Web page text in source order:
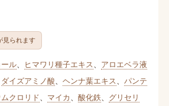
見られます
ル、 ヒマワリ種子エキス
アロエベラ液
ダイズアミノ酸 ヘンナ葉エキス
パンテ
クロリド マイカ 酸化鉄
グリセリ